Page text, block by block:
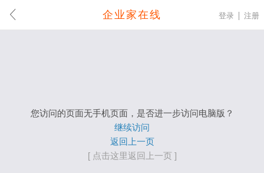
企业家在线 登录 注册
您访问的页面无手机页面，是否进一步访问电脑版？
继续访问
返回上一页
[ 点击这里返回上一页 ]